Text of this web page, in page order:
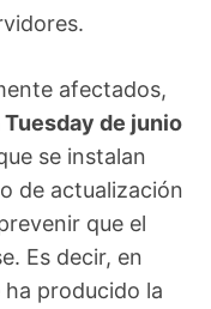
afectados,
de junio
se instalan
de actualización
que el
Es decir, en
producido la